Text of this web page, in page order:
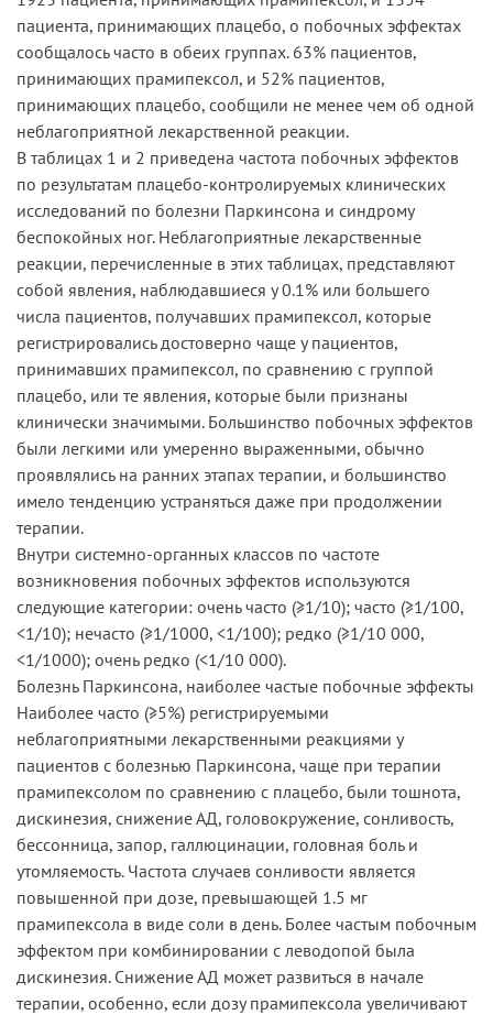
пациента, принимающих плацебо, о побочных эффектах
сообщалось часто в обеих группах. 63% пациентов,
принимающих прамипексол, и 52% пациентов,
принимающих плацебо, сообщили не менее чем об одной
неблагоприятной лекарственной реакции.
В таблицах 1 и 2 приведена частота побочных эффектов
по результатам плацебо-контролируемых клинических
исследований по болезни Паркинсона и синдрому
беспокойных ног. Неблагоприятные лекарственные
реакции, перечисленные в этих таблицах, представляют
собой явления, наблюдавшиеся у 0.1% или большего
числа пациентов, получавших прамипексол, которые
регистрировались достоверно чаще у пациентов,
принимавших прамипексол, по сравнению с группой
плацебо, или те явления, которые были признаны
клинически значимыми. Большинство побочных эффектов
были легкими или умеренно выраженными, обычно
проявлялись на ранних этапах терапии, и большинство
имело тенденцию устраняться даже при продолжении
терапии.
Внутри системно-органных классов по частоте
возникновения побочных эффектов используются
следующие категории: очень часто (≥1/10); часто (≥1/100,
<1/10); нечасто (≥1/1000, <1/100); редко (≥1/10 000,
<1/1000); очень редко (<1/10 000).
Болезнь Паркинсона, наиболее частые побочные эффекты
Наиболее часто (≥5%) регистрируемыми
неблагоприятными лекарственными реакциями у
пациентов с болезнью Паркинсона, чаще при терапии
прамипексолом по сравнению с плацебо, были тошнота,
дискинезия, снижение АД, головокружение, сонливость,
бессонница, запор, галлюцинации, головная боль и
утомляемость. Частота случаев сонливости является
повышенной при дозе, превышающей 1.5 мг
прамипексола в виде соли в день. Более частым побочным
эффектом при комбинировании с леводопой была
дискинезия. Снижение АД может развиться в начале
терапии, особенно, если дозу прамипексола увеличивают